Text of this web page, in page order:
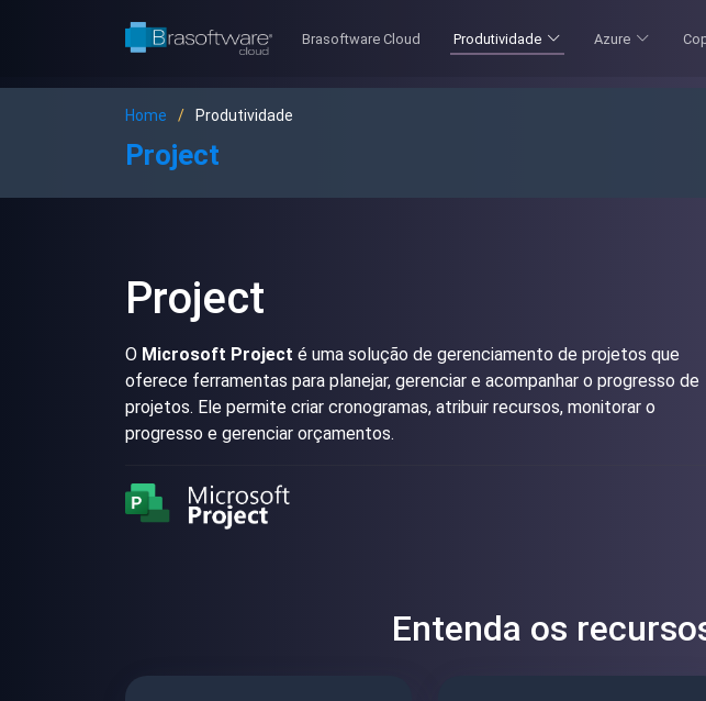
Brasoftware Cloud Produtividade Azure
Home Produtividade
Project
Project
O Microsoft Project é uma solução de gerenciamento de projetos que
oferece ferramentas para planejar, gerenciar e acompanhar o progresso de
projetos. Ele permite criar cronogramas, atribuir recursos, monitorar o
progresso e gerenciar orçamentos.
Entenda os